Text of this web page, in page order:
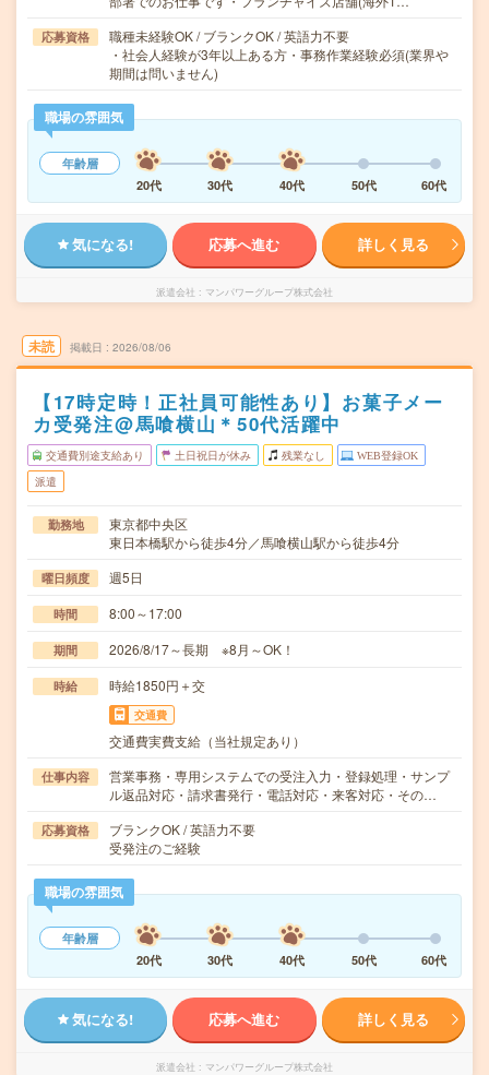
応募資格
職種未経験OK / ブランクOK / 英語力不要
・社会人経験が3年以上ある方・事務作業経験必須(業界や
期間は問いません)
職場の雰囲気
年齢層
20代
30代 40代 50代 60代
気になる! 応募へ進む 詳しく見る
派遣会社 マンパワーグループ株式会社
未読 掲載日 2026/08/06
【17時定時！正社員可能性あり】お菓子メー
カ受発注@馬喰横山＊50代活躍中
交通費別途支給あり 土日祝日が休み 残業なし WEB登録OK
派遣
勤務地
東京都中央区
東日本橋駅から徒歩4分／馬喰横山駅から徒歩4分
曜日頻度 週5日
時間 8:00～17:00
期間 2026/8/17～長期 ※8月～OK！
時給 時給1850円＋交
交通費
交通費実費支給（当社規定あり）
仕事内容
営業事務・専用システムでの受注入力・登録処理・サンプ
ル返品対応・請求書発行・電話対応・来客対応・その…
応募資格
ブランクOK / 英語力不要
受発注のご経験
職場の雰囲気
年齢層
20代
30代 40代 50代 60代
気になる! 応募へ進む 詳しく見る
派遣会社 マンパワーグループ株式会社